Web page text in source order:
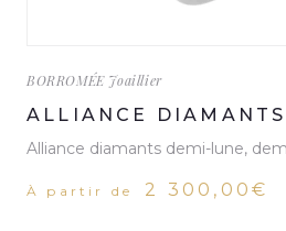
BORROMÉE Joaillier
ALLIANCE
Alliance diamants demi-lune,
À partir de 2 300,00€